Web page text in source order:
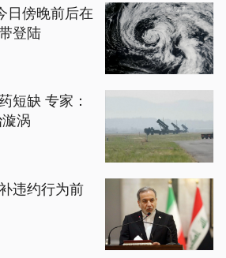
日傍晚前后在
登陆
短缺 专家：
涡
违约行为前